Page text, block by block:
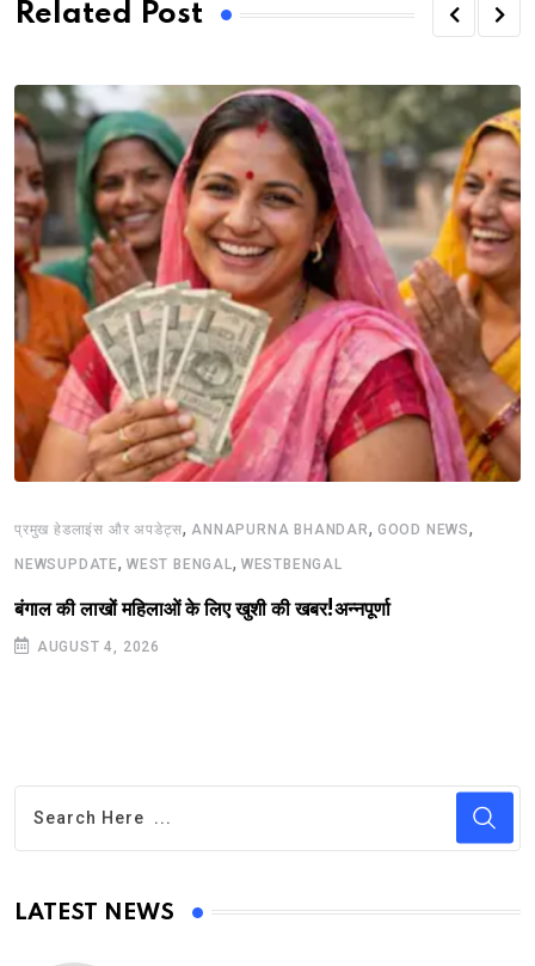
Related Post
प्रमुख हेडलाइंस और अपडेट्स, ANNAPURNA BHANDAR, GOOD NEWS,
NEWSUPDATE, WEST BENGAL , WESTBENGAL
बंगाल की लाखों महिलाओं के लिए खुशी की खबर!अन्नपूर्णा
AUGUST 4, 2026
LATEST NEWS